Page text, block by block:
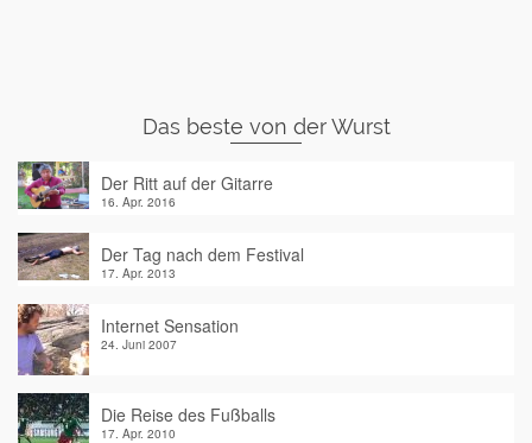
Das beste von der Wurst
Der Ritt auf der Gitarre
16. Apr. 2016
Der Tag nach dem Festival
17. Apr. 2013
Internet Sensation
24. Juni 2007
Die Reise des Fußballs
17. Apr. 2010